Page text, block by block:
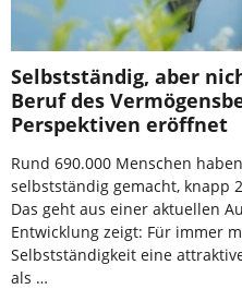
Selbstständig, aber
Beruf des
Perspektiven eröffnet
Rund 690.000 Menschen
selbstständig gemacht, knapp
Das geht aus einer aktuellen
Entwicklung zeigt: Für immer
Selbstständigkeit eine
als …